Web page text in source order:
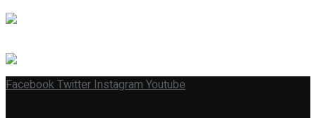
FacebookTwitter Instagram Youtube